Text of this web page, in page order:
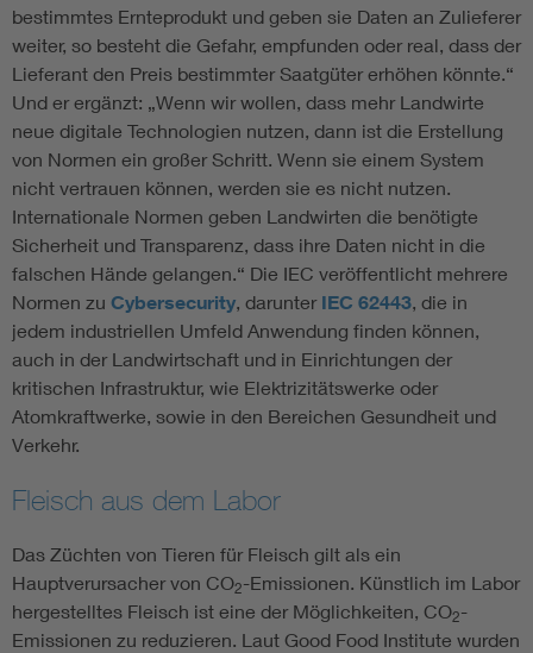
bestimmtes Ernteprodukt und geben sie Daten an Zulieferer
weiter, so besteht die Gefahr, empfunden oder real, dass der
Lieferant den Preis bestimmter Saatgüter erhöhen könnte.“
Und er ergänzt: „Wenn wir wollen, dass mehr Landwirte
neue digitale Technologien nutzen, dann ist die Erstellung
von Normen ein großer Schritt. Wenn sie einem System
nicht vertrauen können, werden sie es nicht nutzen.
Internationale Normen geben Landwirten die benötigte
Sicherheit und Transparenz, dass ihre Daten nicht in die
falschen Hände gelangen.“ Die IEC veröffentlicht mehrere
Normen zu Cybersecurity, darunter IEC 62443, die in
jedem industriellen Umfeld Anwendung finden können,
auch in der Landwirtschaft und in Einrichtungen der
kritischen Infrastruktur, wie Elektrizitätswerke oder
Atomkraftwerke, sowie in den Bereichen Gesundheit und
Verkehr.
Fleisch aus dem Labor
Das Züchten von Tieren für Fleisch gilt als ein
Hauptverursacher von CO2-Emissionen. Künstlich im Labor
hergestelltes Fleisch ist eine der Möglichkeiten, CO2-
Emissionen zu reduzieren. Laut Good Food Institute wurden